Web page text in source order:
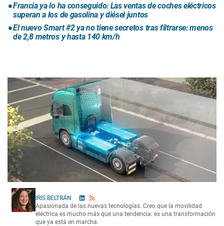
Francia ya lo ha conseguido: Las ventas de coches eléctricos
superan a los de gasolina y diésel juntos
El nuevo Smart #2 ya no tiene secretos tras filtrarse: menos
de 2,8 metros y hasta 140 km/h
IRIS BELTRÁN
Apasionada de las nuevas tecnologías. Creo que la movilidad
eléctrica es mucho más que una tendencia: es una transformación
que ya está en marcha.